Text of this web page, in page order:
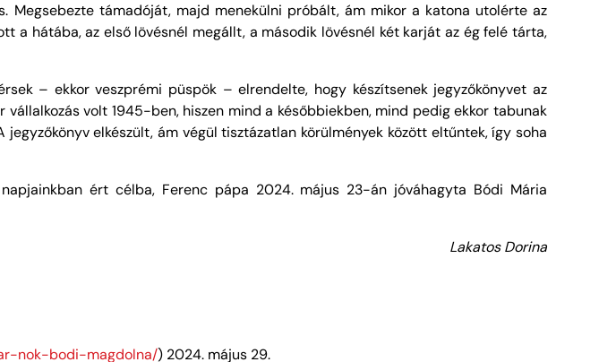
Megsebezte támadóját, majd menekülni próbált, ám mikor a katona utolérte az
a hátába, az első lövésnél megállt, a második lövésnél két karját az ég felé tárta,
– ekkor veszprémi püspök – elrendelte, hogy készítsenek jegyzőkönyvet az
volt 1945-ben, hiszen mind a későbbiekben, mind pedig ekkor tabunak
elkészült, ám végül tisztázatlan körülmények között eltűntek, így soha
ért célba, Ferenc pápa 2024. május 23-án jóváhagyta Bódi Mária
Lakatos Dorina
nok-bodi-magdolna/) 2024. május 29.